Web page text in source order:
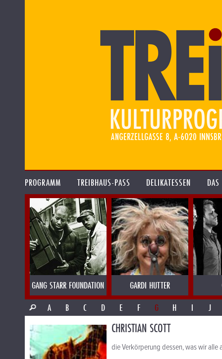
PROGRAMM TREIBHAUS-PASS DELIKATESSEN
GANG STARR FOUNDATION GARDI HUTTER
A
B C D E F G H I J
CHRISTIAN SCOTT
die Verkörperung dessen, was wir alle